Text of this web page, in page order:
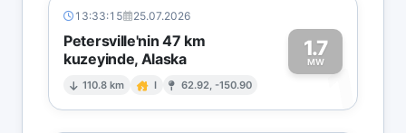
13:33:15 25.07.2026
Petersville'nin 47 km
kuzeyinde, Alaska
110.8 km I 62.92, -150.90
1.7
MW1